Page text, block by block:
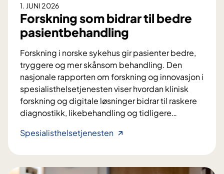
d
e
d
ø
m
m
e
r
m
e
P
a
1. JUNI 2026
Forskning som bidrar til bedre
pasientbehandling
Forskning i norske sykehus gir pasienter bedre,
tryggere og mer skånsom behandling. Den
nasjonale rapporten om forskning og innovasjon i
spesialisthelsetjenesten viser hvordan klinisk
forskning og digitale løsninger bidrar til raskere
diagnostikk, likebehandling og tidligere…
SpesialisthelsetjenestenF
r
s